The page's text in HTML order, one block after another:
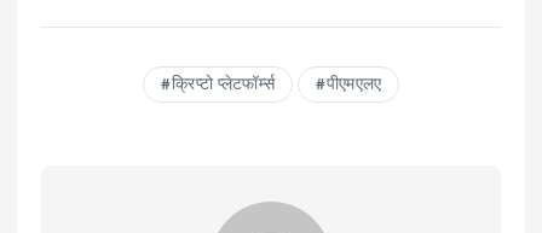
क्रिप्टो प्लेटफॉर्म्स पीएमएलए